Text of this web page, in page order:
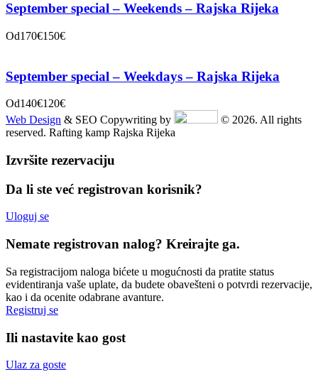
September special – Weekends – Rajska Rijeka
Od170€150€
September special – Weekdays – Rajska Rijeka
Od140€120€
Web Design & SEO Copywriting by
© 2026. All rights
reserved. Rafting kamp Rajska Rijeka
Izvršite rezervaciju
Da li ste već registrovan korisnik?
Uloguj se
Nemate registrovan nalog? Kreirajte ga.
Sa registracijom naloga bićete u mogućnosti da pratite status
evidentiranja vaše uplate, da budete obavešteni o potvrdi rezervacije,
kao i da ocenite odabrane avanture.
Registruj se
Ili nastavite kao gost
Ulaz za goste